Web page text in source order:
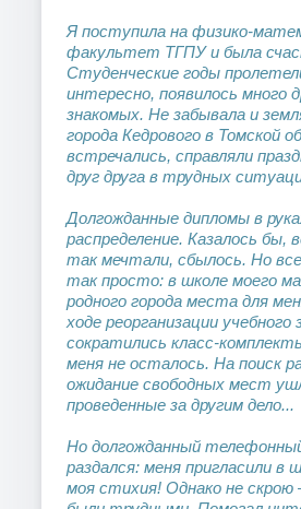
Я поступила на физико-
факультет ТГПУ и была
Студенческие годы
интересно, появилось много
знакомых. Не забывала и
города Кедрового в Томской
встречались, справляли
друг друга в трудных
Долгожданные дипломы в
распределение. Казалось бы,
так мечтали, сбылось. Но все
так просто: в школе моего
родного города места для
ходе реорганизации учебного
сократились класс-
меня не осталось. На поиск
ожидание свободных мест
проведенные за другим дело...
Но долгожданный
раздался: меня пригласили в
моя стихия! Однако не скрою